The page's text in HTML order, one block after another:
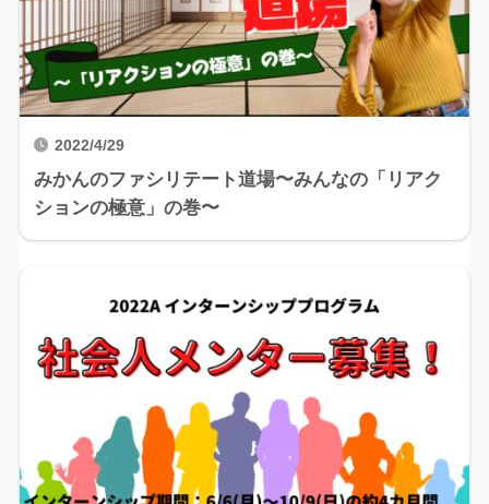
2022/4/29
みかんのファシリテート道場〜みんなの「リアク
ションの極意」の巻〜